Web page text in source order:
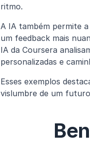
ritmo.
A IA também permite
um feedback mais
IA da Coursera
personalizadas e
Esses exemplos
vislumbre de um